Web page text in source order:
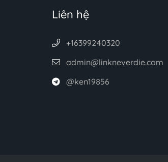
Liên hệ
+16399240320
admin@linkneverdie.com
@ken19856